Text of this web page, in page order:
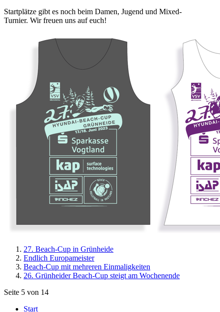
Startplätze gibt es noch beim Damen, Jugend und Mixed-
Turnier. Wir freuen uns auf euch!
27. Beach-Cup in Grünheide
Endlich Europameister
Beach-Cup mit mehreren Einmaligkeiten
26. Grünheider Beach-Cup steigt am Wochenende
Seite 5 von 14
Start